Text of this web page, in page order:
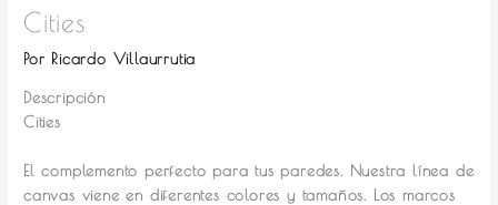
Cities
Por Ricardo Villaurrutia
Descripción
Cities
El complemento perfecto para tus paredes. Nuestra línea de
canvas viene en diferentes colores y tamaños. Los marcos